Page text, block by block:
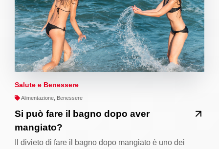
Salute e Benessere
Alimentazione, Benessere
Si può fare il bagno dopo aver
mangiato?
Il divieto di fare il bagno dopo mangiato è uno dei